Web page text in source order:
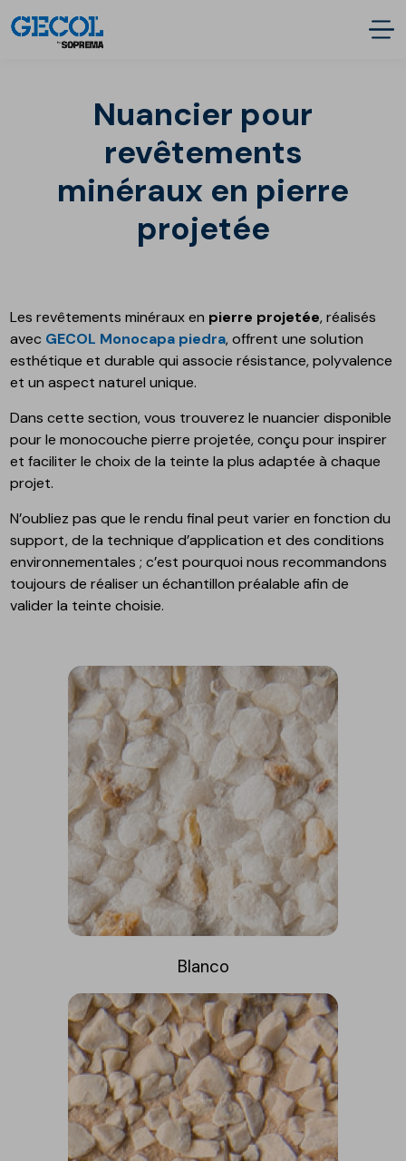
Nuancier pour
revêtements
minéraux en pierre
projetée
Les revêtements minéraux en pierre projetée, réalisés
avec GECOL Monocapa piedra, offrent une solution
esthétique et durable qui associe résistance, polyvalence
et un aspect naturel unique.
Dans cette section, vous trouverez le nuancier disponible
pour le monocouche pierre projetée, conçu pour inspirer
et faciliter le choix de la teinte la plus adaptée à chaque
projet.
N’oubliez pas que le rendu final peut varier en fonction du
support, de la technique d’application et des conditions
environnementales ; c’est pourquoi nous recommandons
toujours de réaliser un échantillon préalable afin de
valider la teinte choisie.
Blanco